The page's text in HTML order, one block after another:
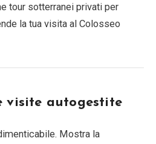
tour sotterranei privati per
la tua visita al Colosseo
visite autogestite
Mostra la